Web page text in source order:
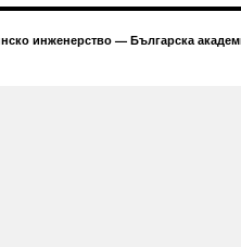
инженерство — Българска